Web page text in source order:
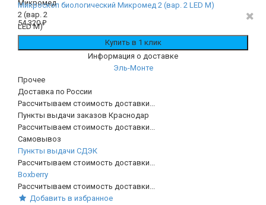
Микроскоп биологический Микромед 2 (вар. 2 LED М)
54 320₽
Информация о доставке
Эль-Монте
Прочее
Доставка по России
Рассчитываем стоимость доставки...
Пункты выдачи заказов Краснодар
Рассчитываем стоимость доставки...
Самовывоз
Пункты выдачи СДЭК
Рассчитываем стоимость доставки...
Boxberry
Рассчитываем стоимость доставки...
Добавить в избранное